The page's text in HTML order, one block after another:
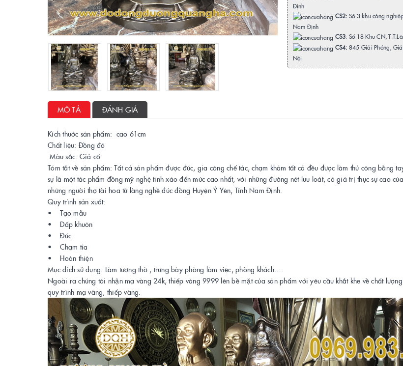
Định
CS2: Số 3 khu công
Nam Định
CS3: Số 18 Khu CN,
CS4: 845 Giải Phóng,
Nội
MÔ TẢ ĐÁNH GIÁ
Kích thước sản phẩm: cao 61cm
Chất liệu: Đồng đỏ
Màu sắc: Giả cổ
Tóm tắt về sản phẩm: Tất cả sản phẩm được đúc, gia công chế tác, chạm khảm tất cả đều được làm thủ công bằng
sự là một tác phẩm đồng mỹ nghệ tinh xảo đến mức cao nhất, với những đường nét lưu loát, có giá trị thực sự cao
những người thợ tài hoa từ làng nghề đúc đồng Huyện Ý Yên, Tỉnh Nam Định.
Quy trình sản xuất:
• Tạo mẫu
• Dấp khuôn
• Đúc
• Chạm tỉa
• Hoàn thiện
Mục đích sử dụng: Làm tượng thờ , trưng bày phòng làm việc, phòng khách….
Ngoài ra chúng tôi nhận mạ vàng 24k, thiếp vàng 9999 lên bề mặt của sản phẩm với yêu cầu khắt khe về chất
quy trình mạ vàng, thiếp vàng.